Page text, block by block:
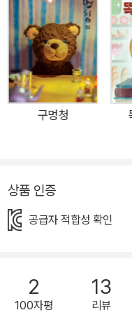
이 될 수 있을까요? 책을
콩 삼총사와 그 친구들처
사랑스럽고 개성 넘치는
씨앗》과 《착한 달걀》을
돋움한 조리 존, 피터 오
인공으로 하여, 한창 외모
만의 아름다움을 발견해
“나도 멋진 콩이 될 수 있
는 멋진 콩이 되다! 콩마을 초등학교에는 모두의 사랑을 받는 멋
글라스까지 멋쟁이 콩 삼
였지요. 그리고 이 삼총사처럼 멋지고 인기 많은 콩이 되고 싶어
하는 소심한 콩이 있어요.
구멍청
상품 인증
공급자 적합성 확인
2
100자평
13
리뷰